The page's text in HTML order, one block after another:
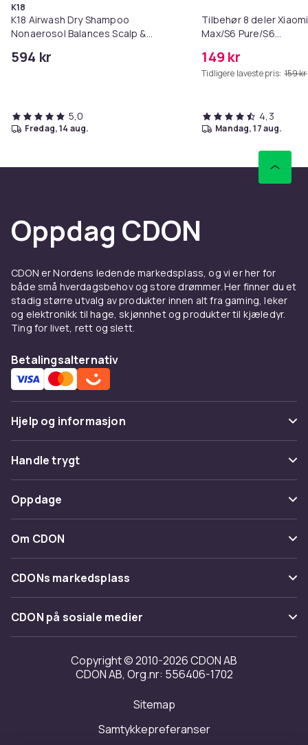
K18
K18 Airwash Dry Shampoo
Nonaerosol Balances Scalp &
594 kr
5,0
fredag, 14 aug.
Tilbehør 8 deler
Max/S6 Pure/S6
149 kr
Tidligere laveste pris: 159 kr
4,3
mandag, 17 aug.
Oppdag CDON
CDON er Nordens ledende markedsplass, og vi er her for
både små hverdagsbehov og store drømmer. Her finner du et
stadig større utvalg av produkter innen alt fra gaming, leker
og elektronikk til hage, skjønnhet og produkter til kjæledyr.
Ting for livet, rett og slett.
Betalingsalternativ
Hjelp og informasjon
Vanlige spørsmål
Spor pakke
Angre & returner her
Kontakt oss
Handle trygt
Betaling
Levering
Tilbakekallinger
Oppdage
Kategorier
Varemerker
Om CDON
Om oss
Kundeanmeldelser
Jobbe på CDON
Investor relations
Tilgjengelighet
CDONs markedsplass
Merchant Help Center
CDON på sosiale medier
Copyright © 2010-2026 CDON AB
CDON AB, Org.nr: 556406-1702
Sitemap
Samtykkepreferanser